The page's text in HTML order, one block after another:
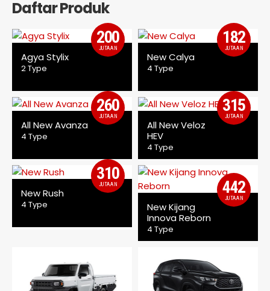
Daftar Produk
200
JUTAAN
Agya Stylix
2 Type
182
JUTAAN
New Calya
4 Type
260
JUTAAN
All New Avanza
4 Type
315
JUTAAN
All New Veloz
HEV
4 Type
310
JUTAAN
New Rush
4 Type
442
JUTAAN
New Kijang
Innova Reborn
4 Type